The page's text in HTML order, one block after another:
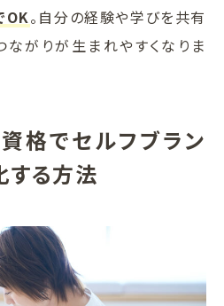
OK。自分の経験や学びを共有
ながりが生まれやすくなりま
格でセルフブラン
する方法